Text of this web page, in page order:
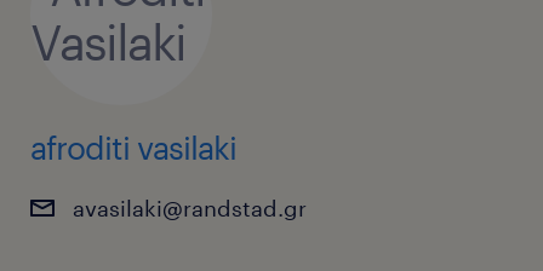
afroditi vasilaki
avasilaki@randstad.gr